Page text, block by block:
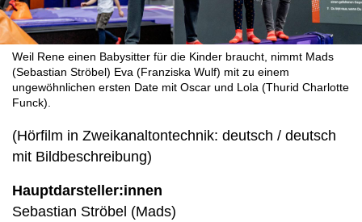
Weil Rene einen Babysitter für die Kinder braucht, nimmt Mads
(Sebastian Ströbel) Eva (Franziska Wulf) mit zu einem
ungewöhnlichen ersten Date mit Oscar und Lola (Thurid Charlotte
Funck).
(Hörfilm in Zweikanaltontechnik: deutsch / deutsch
mit Bildbeschreibung)
Hauptdarsteller:innen
Sebastian Ströbel (Mads)